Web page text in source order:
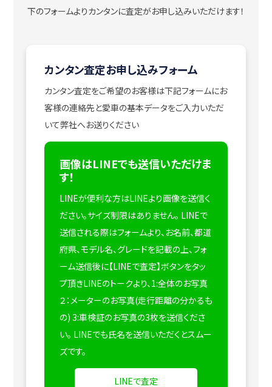
下のフォームよりカンタンに査定がお申し込みいただけます！
カンタン査定お申し込みフォーム
カンタン査定をご希望のお客様は下記フォームにお
客様の連絡先と愛車の基本データをご入力いただ
いて弊社へお送りください
画像はLINEでも送信いただけま
す！
LINEが便利な方はLINEより画像を送信く
ださい。サイズ制限はありません。 LINEで
送信される際はフォームより、お名前、都道
府県、モデル名、グレードを記載の上、フォ
ーム送信後に【LINEで査定】ボタンをタッ
プ頂きLINEのトークより、1:全体のお写真
２：メーターのお写真(走行距離の分かるも
の) 3:車検証のお写真の3枚を送信くださ
い。 LINEでも氏名を送信いただくとスムー
ズです。
LINEで査定